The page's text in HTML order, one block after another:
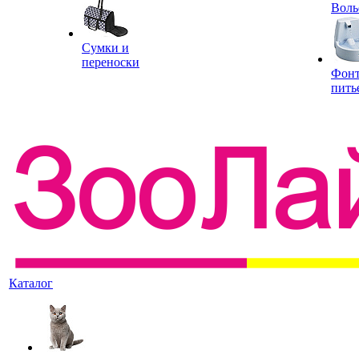
Сумки и
переноски
Каталог